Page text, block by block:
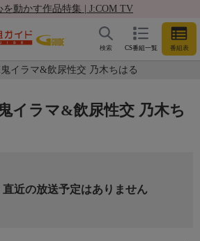
を動かす作品特集 | J:COM TV
CS番組一覧 番組表
検索
イラマ&飲尿性交 乃木ちはる
イラマ&飲尿性交 乃木ち
直近の放送予定はありません